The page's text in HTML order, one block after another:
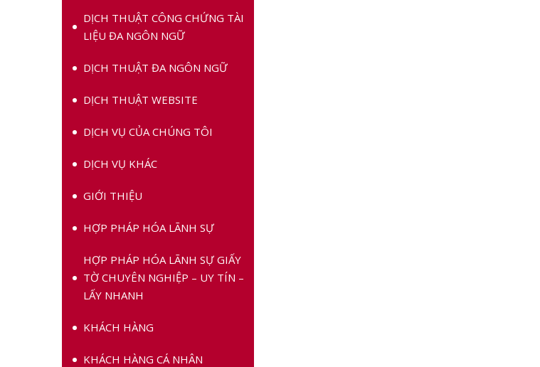
DỊCH THUẬT CÔNG CHỨNG TÀI
LIỆU ĐA NGÔN NGỮ
DỊCH THUẬT ĐA NGÔN NGỮ
DỊCH THUẬT WEBSITE
DỊCH VỤ CỦA CHÚNG TÔI
DỊCH VỤ KHÁC
GIỚI THIỆU
HỢP PHÁP HÓA LÃNH SỰ
HỢP PHÁP HÓA LÃNH SỰ GIẤY
TỜ CHUYÊN NGHIỆP – UY TÍN –
LẤY NHANH
KHÁCH HÀNG
KHÁCH HÀNG CÁ NHÂN